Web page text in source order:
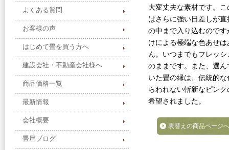
大変丈夫な素材です。こ
はさらに強い日差しが直
の中まで入り込むのです
けによる極端な色あせは
ん。いつまでもフレッ
のままです。また、選ん
いた畳の縁は、伝統的な
らわれない斬新なピン
希望されました。
表替えの商品ページへ
よくある質問
お客様の声
はじめて畳を買う方へ
建設会社・不動産会社様へ
商品価格一覧
最新情報
会社概要
畳屋ブログ